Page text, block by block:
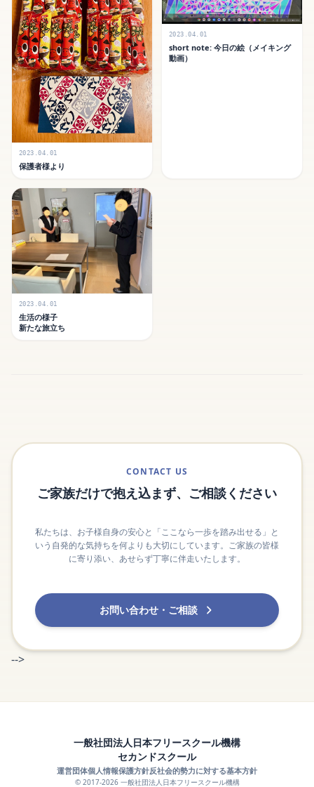
2023.04.01
保護者様より
2023.04.01
short note: 今日の絵（メイキング
動画）
2023.04.01
生活の様子
新たな旅立ち
CONTACT US
ご家族だけで抱え込まず、ご相談ください
私たちは、お子様自身の安心と「ここなら一歩を踏み出せる」と
いう自発的な気持ちを何よりも大切にしています。ご家族の皆様
に寄り添い、あせらず丁寧に伴走いたします。
お問い合わせ・ご相談
-->
一般社団法人日本フリースクール機構
セカンドスクール
運営団体個人情報保護方針反社会的勢力に対する基本方針
© 2017-2026 一般社団法人日本フリースクール機構